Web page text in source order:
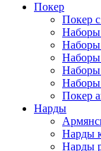
Покер
Покер
Наборы
Наборы
Наборы
Наборы
Наборы
Покер
Нарды
Нарды
Нарды